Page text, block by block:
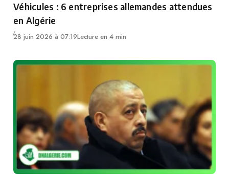
Véhicules : 6 entreprises allemandes attendues
en Algérie
28 juin 2026 à 07:19Lecture en 4 min